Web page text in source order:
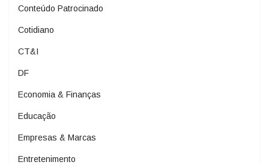
Conteúdo Patrocinado
Cotidiano
CT&I
DF
Economia & Finanças
Educação
Empresas & Marcas
Entretenimento